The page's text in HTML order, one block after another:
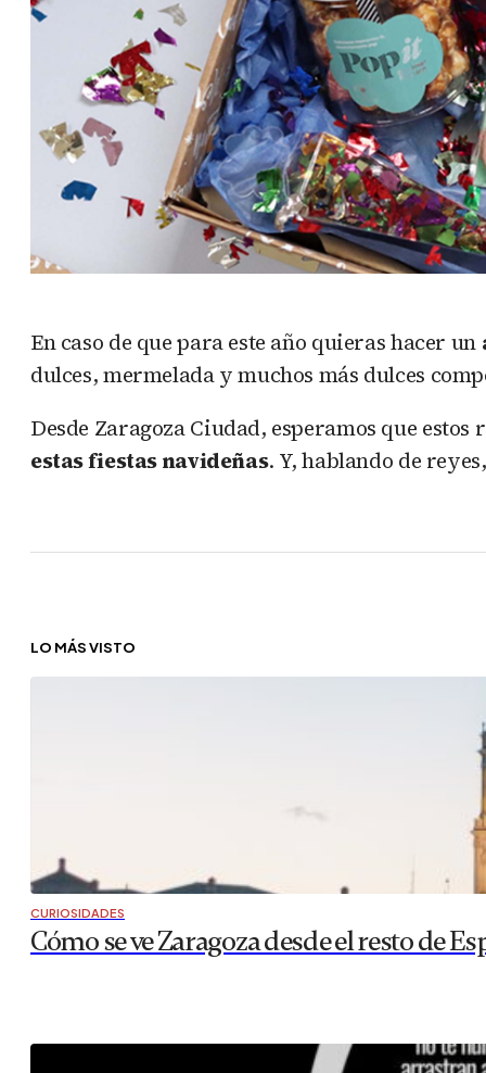
En caso de que para este año quieras hacer un
dulces, mermelada y muchos más dulces
Desde Zaragoza Ciudad, esperamos que
estas fiestas navideñas. Y, hablando de
LO MÁS VISTO
CURIOSIDADES
Cómo se ve Zaragoza desde el resto de